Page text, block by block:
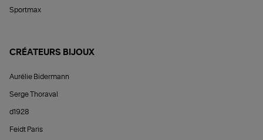
Sportmax
CRÉATEURS BIJOUX
Aurélie Bidermann
Serge Thoraval
d1928
Feidt Paris